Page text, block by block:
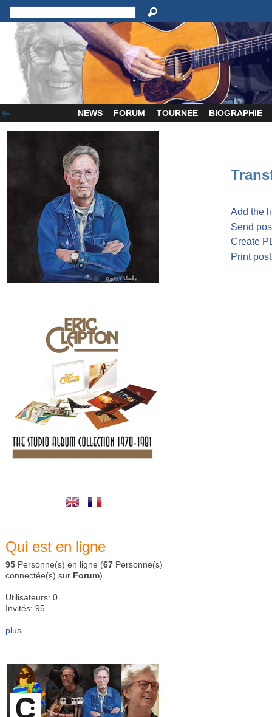
NEWS FORUM TOURNEE BIOGRAPHIE
Qui est en ligne
95 Personne(s) en ligne (67 Personne(s)
connectée(s) sur Forum)
Utilisateurs: 0
Invités: 95
plus...
Add the
Send
Create
Print post